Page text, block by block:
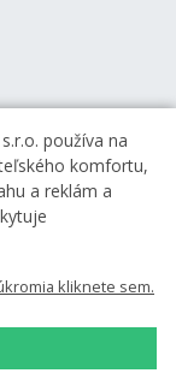
používa na
komfortu,
a reklám a
kliknete sem.